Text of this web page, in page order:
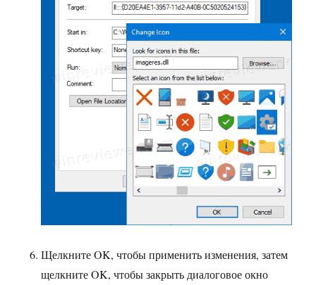
Щелкните OK, чтобы применить изменения, затем
щелкните OK, чтобы закрыть диалоговое окно